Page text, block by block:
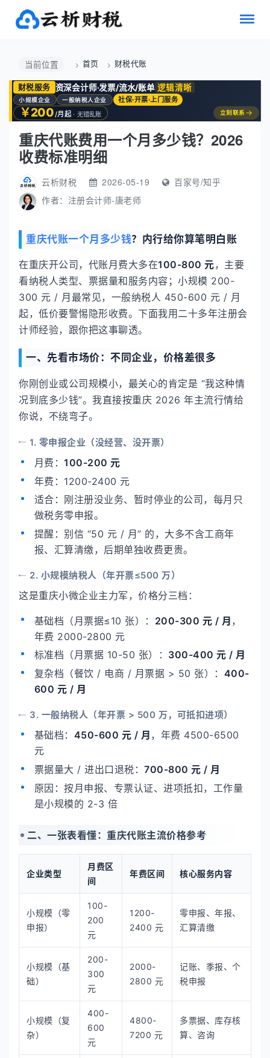
当前位置 首页 财税代账
财税服务 资深会计师·发票/流水/账单 逻辑清晰
小规模企业 一般纳税人企业 社保·开票·上门服务
￥200/月起 · 无错乱账 立刻联系 →
重庆代账费用一个月多少钱？2026
收费标准明细
云析财税 2026-05-19
百家号/知乎
作者： 注册会计师-唐老师
重庆代账一个月多少钱？内行给你算笔明白账
在重庆开公司，代账月费大多在100-800 元，主要
看纳税人类型、票据量和服务内容；小规模 200-
300 元 / 月最常见，一般纳税人 450-600 元 / 月
起，低价要警惕隐形收费。下面我用二十多年注册会
计师经验，跟你把这事聊透。
一、先看市场价：不同企业，价格差很多
你刚创业或公司规模小，最关心的肯定是 “我这种情
况到底多少钱”。我直接按重庆 2026 年主流行情给
你说，不绕弯子。
1. 零申报企业（没经营、没开票）
月费：100-200 元
年费：1200-2400 元
适合：刚注册没业务、暂时停业的公司，每月只
做税务零申报。
提醒：别信 “50 元 / 月” 的，大多不含工商年
报、汇算清缴，后期单独收费更贵。
2. 小规模纳税人（年开票≤500 万）
这是重庆小微企业主力军，价格分三档：
基础档（月票据≤10 张）： 200-300 元 / 月 ，
年费 2000-2800 元
标准档（月票据 10-50 张）： 300-400 元 / 月
复杂档（餐饮 / 电商 / 月票据 > 50 张）： 400-
600 元 / 月
3. 一般纳税人（年开票 > 500 万，可抵扣进项）
基础档： 450-600 元 / 月 ，年费 4500-6500
元
票据量大 / 进出口退税：700-800 元 / 月
原因：按月申报、专票认证、进项抵扣，工作量
是小规模的 2-3 倍
二、一张表看懂：重庆代账主流价格参考
企业类型
月费区
间
年费区间 核心服务内容
小规模（零
申报）
100-
200
元
1200-
2400 元
零申报、年报、
汇算清缴
小规模（基
础）
200-
300
元
2000-
2800 元
记账、季报、个
税申报
小规模（复
杂）
400-
600
元
4800-
7200 元
多票据、库存核
算、咨询